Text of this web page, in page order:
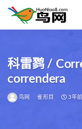
科雷鹨 /
correndera
鸟网 雀形目 3年前